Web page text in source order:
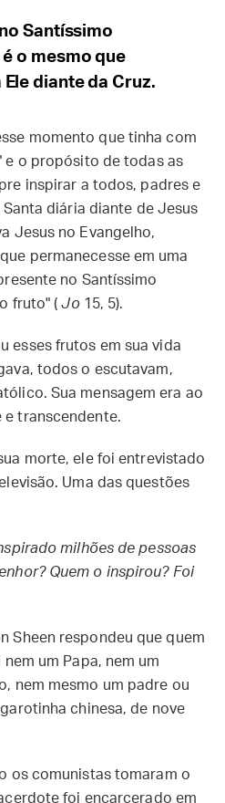
Santíssimo
o mesmo que
diante da Cruz.
momento que tinha com
e o propósito de todas as
inspirar a todos, padres e
Santa diária diante de Jesus
Jesus no Evangelho,
permanecesse em uma
no Santíssimo
fruto" (Jo 15, 5).
esses frutos em sua vida
todos o escutavam,
Sua mensagem era ao
transcendente.
morte, ele foi entrevistado
Uma das questões
milhões de pessoas
Quem o inspirou? Foi
Sheen respondeu que quem
um Papa, nem um
nem mesmo um padre ou
chinesa, de nove
os comunistas tomaram o
foi encarcerado em